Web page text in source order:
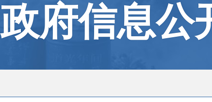
政府信息公